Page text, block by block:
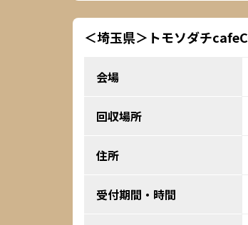
＜埼玉県＞トモソダチ
会場
回収場所
住所
受付期間・時間